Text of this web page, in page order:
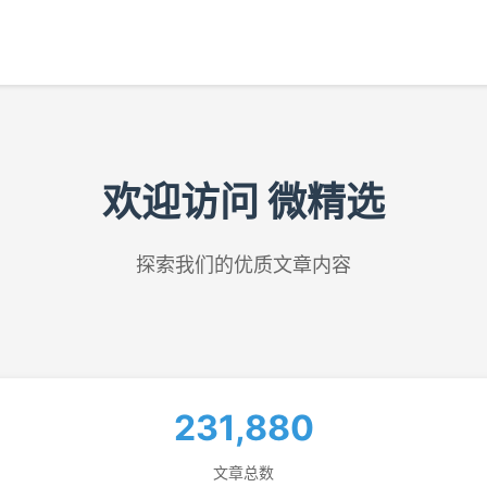
欢迎访问 微精选
探索我们的优质文章内容
231,880
文章总数